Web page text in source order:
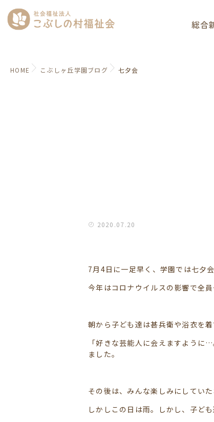
総合
HOME こぶしヶ丘学園ブログ 七夕会
2020.07.20
7月4日に一足早く、学園では七夕
今年はコロナウイルスの影響で全
朝から子ども達は甚兵衛や浴衣を
「好きな芸能人に会えますよう
ました。
その後は、みんな楽しみにしていた
しかしこの日は雨。しかし、子ど